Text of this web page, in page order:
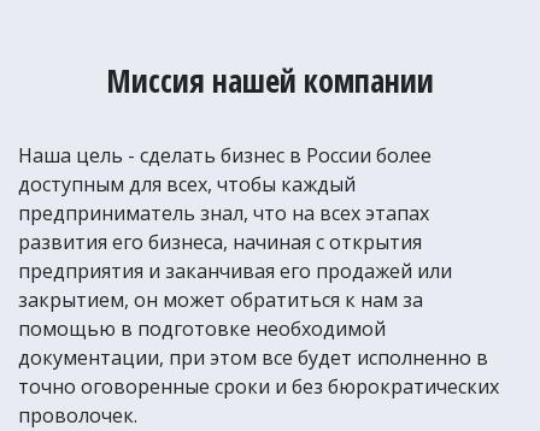
Миссия нашей компании
Наша цель - сделать бизнес в России более
доступным для всех, чтобы каждый
предприниматель знал, что на всех этапах
развития его бизнеса, начиная с открытия
предприятия и заканчивая его продажей или
закрытием, он может обратиться к нам за
помощью в подготовке необходимой
документации, при этом все будет исполненно в
точно оговоренные сроки и без бюрократических
проволочек.